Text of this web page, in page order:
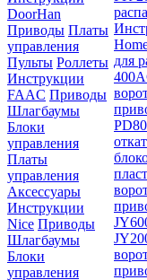
DoorHan
Приводы Платы
управления
Пульты Роллеты
Инструкции
FAAC Приводы
Шлагбаумы
Блоки
управления
Платы
управления
Аксессуары
Инструкции
Nice Приводы
Шлагбаумы
Блоки
управления
для